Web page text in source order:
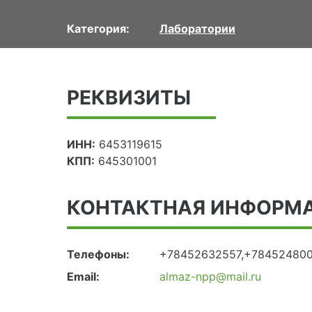
Категория: Лаборатории
РЕКВИЗИТЫ
ИНН: 6453119615
КПП: 645301001
КОНТАКТНАЯ
Телефоны:
Email:
almaz-npp@mail.ru